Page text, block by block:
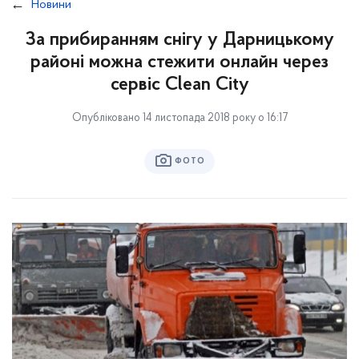
Новини
За прибиранням снігу у Дарницькому
районі можна стежити онлайн через
сервіс Clean City
Опубліковано 14 листопада 2018 року о 16:17
ФОТО